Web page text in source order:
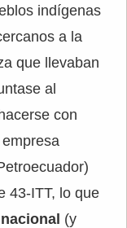
indígenas
a la
que llevaban
al
con
43-ITT, lo que
(y